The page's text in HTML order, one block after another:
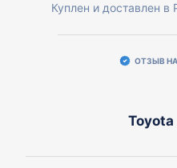
Куплен и доставлен
ОТЗЫВ